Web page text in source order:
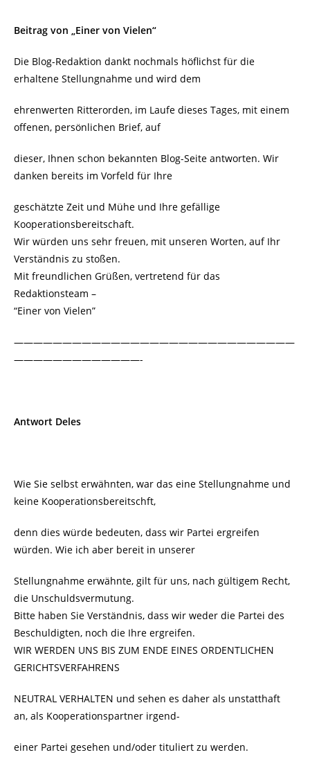
Beitrag von „Einer von Vielen“
Die Blog-Redaktion dankt nochmals höflichst für die
erhaltene Stellungnahme und wird dem
ehrenwerten Ritterorden, im Laufe dieses Tages, mit einem
offenen, persönlichen Brief, auf
dieser, Ihnen schon bekannten Blog-Seite antworten. Wir
danken bereits im Vorfeld für Ihre
geschätzte Zeit und Mühe und Ihre gefällige
Kooperationsbereitschaft.
Wir würden uns sehr freuen, mit unseren Worten, auf Ihr
Verständnis zu stoßen.
Mit freundlichen Grüßen, vertretend für das
Redaktionsteam –
“Einer von Vielen”
—————————————————————————————
—————————————-
Antwort Deles
Wie Sie selbst erwähnten, war das eine Stellungnahme und
keine Kooperationsbereitschft,
denn dies würde bedeuten, dass wir Partei ergreifen
würden. Wie ich aber bereit in unserer
Stellungnahme erwähnte, gilt für uns, nach gültigem Recht,
die Unschuldsvermutung.
Bitte haben Sie Verständnis, dass wir weder die Partei des
Beschuldigten, noch die Ihre ergreifen.
WIR WERDEN UNS BIS ZUM ENDE EINES ORDENTLICHEN
GERICHTSVERFAHRENS
NEUTRAL VERHALTEN und sehen es daher als unstatthaft
an, als Kooperationspartner irgend-
einer Partei gesehen und/oder tituliert zu werden.